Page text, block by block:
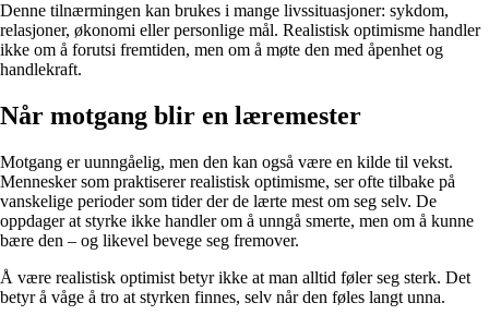
Denne tilnærmingen kan brukes i mange livssituasjoner: sykdom,
relasjoner, økonomi eller personlige mål. Realistisk optimisme handler
ikke om å forutsi fremtiden, men om å møte den med åpenhet og
handlekraft.
Når motgang blir en læremester
Motgang er uunngåelig, men den kan også være en kilde til vekst.
Mennesker som praktiserer realistisk optimisme, ser ofte tilbake på
vanskelige perioder som tider der de lærte mest om seg selv. De
oppdager at styrke ikke handler om å unngå smerte, men om å kunne
bære den – og likevel bevege seg fremover.
Å være realistisk optimist betyr ikke at man alltid føler seg sterk. Det
betyr å våge å tro at styrken finnes, selv når den føles langt unna.